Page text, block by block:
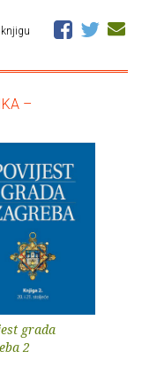
knjigu
–
grada
2